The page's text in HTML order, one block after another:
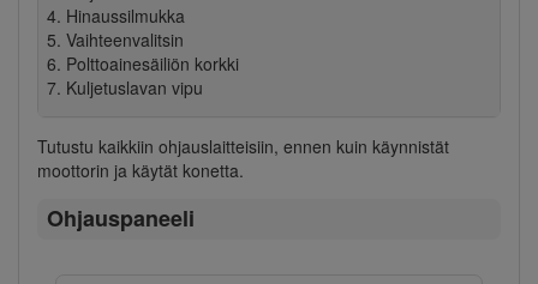
Hinaussilmukka
Vaihteenvalitsin
Polttoainesäiliön korkki
Kuljetuslavan vipu
Tutustu kaikkiin ohjauslaitteisiin, ennen kuin käynnistät
moottorin ja käytät konetta.
Ohjauspaneeli